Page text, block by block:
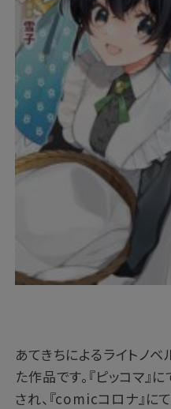
あてきちによるライトノ
た作品です。『ピッコマ
され、『comicコロナ』に